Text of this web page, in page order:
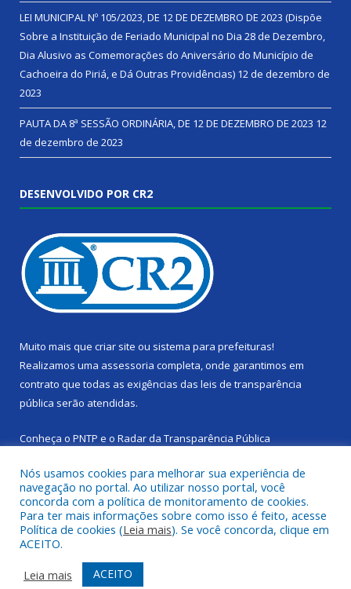
LEI MUNICIPAL Nº 105/2023, DE 12 DE DEZEMBRO DE 2023 (Dispõe
Sobre a Instituição de Feriado Municipal no Dia 28 de Dezembro,
Dia Alusivo as Comemorações do Aniversário do Município de
Cachoeira do Piriá, e Dá Outras Providências) 12 de dezembro de
2023
PAUTA DA 8ª SESSÃO ORDINÁRIA, DE 12 DE DEZEMBRO DE 2023 12
de dezembro de 2023
DESENVOLVIDO POR CR2
Muito mais que criar site ou sistema para prefeituras!
Realizamos uma assessoria completa, onde garantimos em
contrato que todas as exigências das leis de transparência
pública serão atendidas.
Conheça o PNTP e o Radar da Transparência Pública
Todos os direitos reservados a Câmara Municipal de Cachoeira
do Piriá.
Mapa do Site
Acessar Área Administrativa
Nós usamos cookies para melhorar sua experiência de
navegação no portal. Ao utilizar nosso portal, você
concorda com a política de monitoramento de cookies.
Para ter mais informações sobre como isso é feito, acesse
Política de cookies (Leia mais). Se você concorda, clique em
ACEITO.
Leia mais
ACEITO